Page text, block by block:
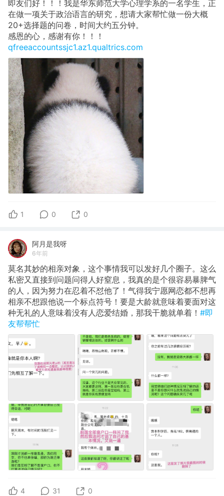
即友们好！！！我是华东师范大学心理学系的一名学生，正
在做一项关于政治语言的研究，想请大家帮忙做一份大概
20+选择题的问卷，时间大约五分钟。
感恩的心，感谢有你！！！
qfreeaccountssjc1.az1.qualtrics.com
1 0 0
阿月是我呀
6年前
莫名其妙的相亲对象，这个事情我可以发好几个圈子。这么
私密又直接到问题问得人好窒息，我真的是个很容易暴脾气
的人，因为努力在忍着不怼他了！气得我宁愿网恋都不想再
相亲不想跟他说一个标点符号！要是大龄就意味着要面对这
种无礼的人意味着没有人恋爱结婚，那我干脆就单着！ #即
友帮帮忙
4 31 0